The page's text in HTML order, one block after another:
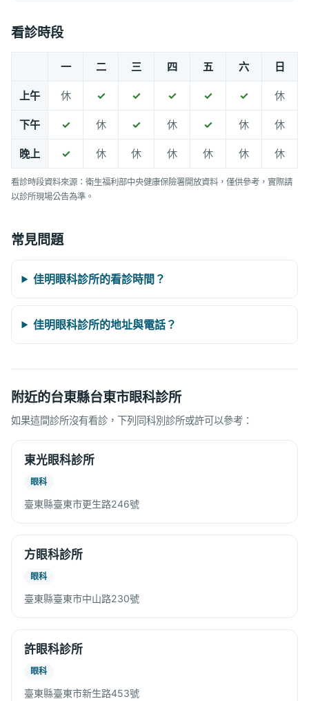
看診時段
一 二 三 四 五 六 日
上午 休 ✓ ✓ ✓ ✓ ✓ 休
下午 ✓ 休 ✓ 休 ✓ 休 休
晚上 ✓ 休 休 休 休 休 休
看診時段資料來源：衛生福利部中央健康保險署開放資料，僅供參考，實際請
以診所現場公告為準。
常見問題
佳明眼科診所的看診時間？
佳明眼科診所的地址與電話？
附近的台東縣台東市眼科診所
如果這間診所沒有看診，下列同科別診所或許可以參考：
東光眼科診所
眼科
臺東縣臺東市更生路246號
方眼科診所
眼科
臺東縣臺東市中山路230號
許眼科診所
眼科
臺東縣臺東市新生路453號